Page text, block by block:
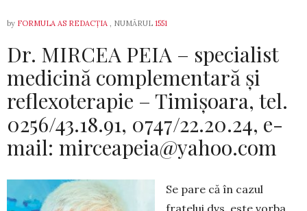
by FORMULA AS REDACȚIA , NUMĂRUL 1551
Dr. MIRCEA PEIA – specialist
medicină complementară și
reflexoterapie – Timișoara, tel.
0256/43.18.91, 0747/22.20.24, e-
mail: mirceapeia@yahoo.com
Se pare că în cazul